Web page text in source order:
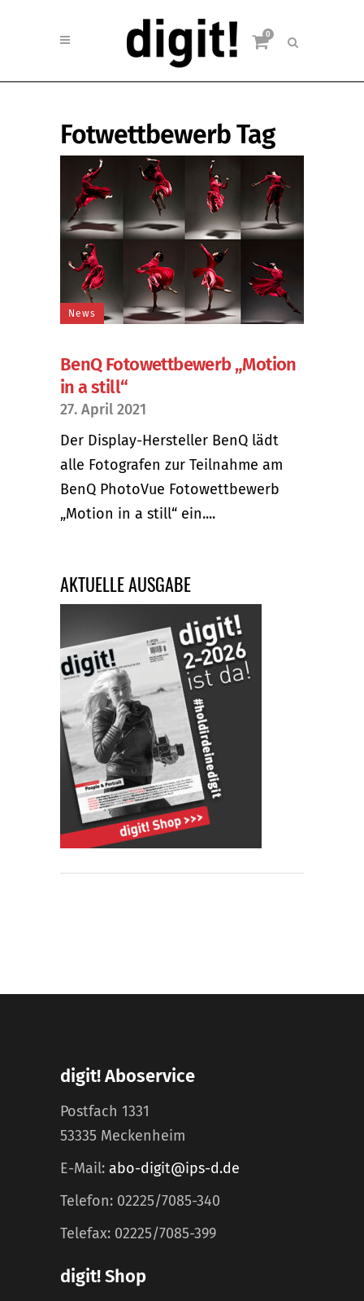
0
Fotwettbewerb Tag
News
BenQ Fotowettbewerb „Motion
in a still“
27. April 2021
Der Display-Hersteller BenQ lädt
alle Fotografen zur Teilnahme am
BenQ PhotoVue Fotowettbewerb
„Motion in a still“ ein....
AKTUELLE AUSGABE
digit! Aboservice
Postfach 1331
53335 Meckenheim
E-Mail: abo-digit@ips-d.de
Telefon: 02225/7085-340
Telefax: 02225/7085-399
digit! Shop